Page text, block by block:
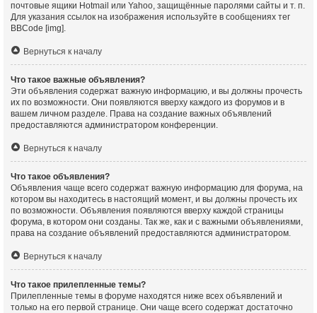
почтовые ящики Hotmail или Yahoo, защищённые паролями сайты и т. п.
Для указания ссылок на изображения используйте в сообщениях тег
BBCode [img].
Вернуться к началу
Что такое важные объявления?
Эти объявления содержат важную информацию, и вы должны прочесть
их по возможности. Они появляются вверху каждого из форумов и в
вашем личном разделе. Права на создание важных объявлений
предоставляются администратором конференции.
Вернуться к началу
Что такое объявления?
Объявления чаще всего содержат важную информацию для форума, на
котором вы находитесь в настоящий момент, и вы должны прочесть их
по возможности. Объявления появляются вверху каждой страницы
форума, в котором они созданы. Так же, как и с важными объявлениями,
права на создание объявлений предоставляются администратором.
Вернуться к началу
Что такое прилепленные темы?
Прилепленные темы в форуме находятся ниже всех объявлений и
только на его первой странице. Они чаще всего содержат достаточно